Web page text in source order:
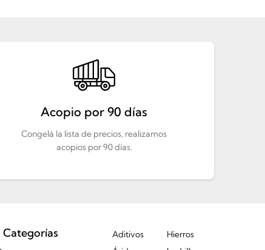
Acopio por 90 días
Congelá la lista de precios, realizamos
acopios por 90 días.
Categorías
Aditivos
Hierros